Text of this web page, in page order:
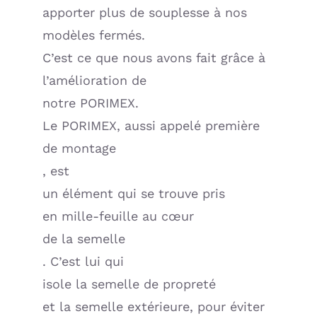
apporter plus de souplesse à nos
modèles fermés.
C’est ce que nous avons fait grâce à
l’amélioration de
notre PORIMEX.
Le PORIMEX, aussi appelé première
de montage
, est
un élément qui se trouve pris
en mille-feuille au cœur
de la semelle
. C’est lui qui
isole la semelle de propreté
et la semelle extérieure, pour éviter